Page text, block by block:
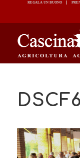
REGALA UN BUONO